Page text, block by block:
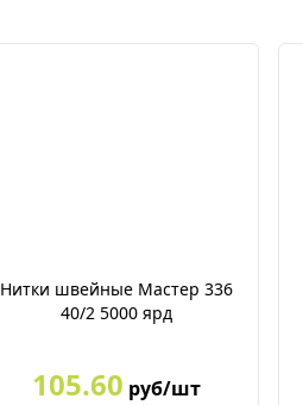
Нитки швейные Мастер 336
40/2 5000 ярд
105.60 руб/шт